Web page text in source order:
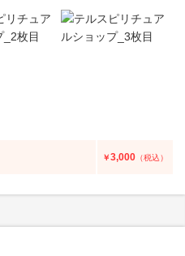
￥3,000 （税込）